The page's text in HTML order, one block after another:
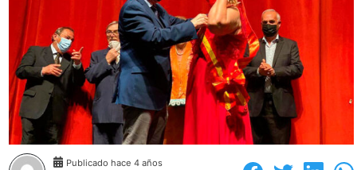
Publicado hace 4 años